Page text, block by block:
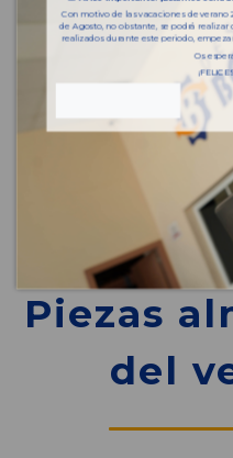
Piezas
del
Con motivo de las vacaciones de verano
de Agosto, no obstante, se podrá
realizados durante este periodo,
Os